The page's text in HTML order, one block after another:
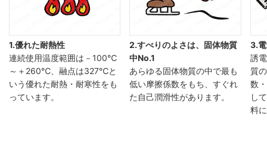
1.優れた耐熱性
連続使用温度範囲は－100℃
～＋260℃、融点は327℃と
いう優れた耐熱・耐寒性をも
っています。
2.すべりのよさは、固体物質
中No.1
あらゆる固体物質の中で最も
低い摩擦係数をもち、すぐれ
た自己潤滑性があります。
3.
誘
質
数
し
料